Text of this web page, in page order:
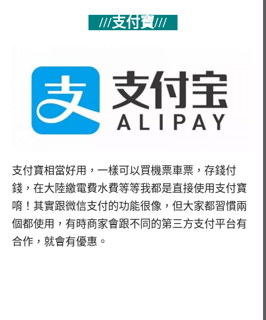
///支付寶///
支付寶相當好用，一樣可以買機票車票，存錢付
錢，在大陸繳電費水費等等我都是直接使用支付寶
唷！其實跟微信支付的功能很像，但大家都習慣兩
個都使用，有時商家會跟不同的第三方支付平台有
合作，就會有優惠。